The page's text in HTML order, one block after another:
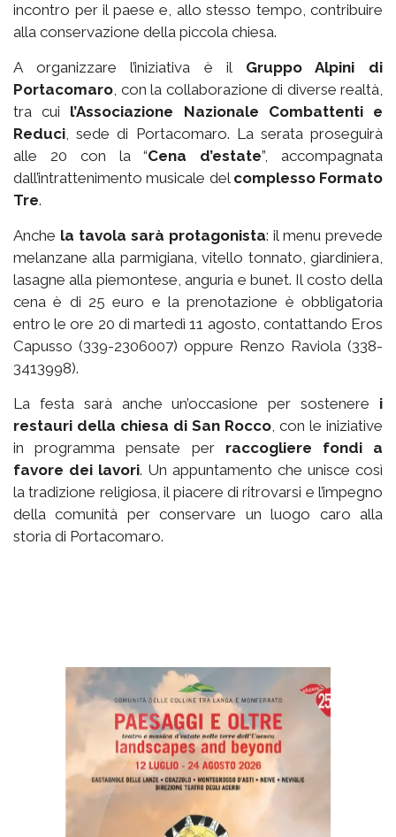
incontro per il paese e, allo stesso tempo, contribuire
alla conservazione della piccola chiesa.
A organizzare l’iniziativa è il Gruppo Alpini di
Portacomaro, con la collaborazione di diverse realtà,
tra cui l’Associazione Nazionale Combattenti e
Reduci, sede di Portacomaro. La serata proseguirà
alle 20 con la “Cena d’estate”, accompagnata
dall’intrattenimento musicale del complesso Formato
Tre.
Anche la tavola sarà protagonista: il menu prevede
melanzane alla parmigiana, vitello tonnato, giardiniera,
lasagne alla piemontese, anguria e bunet. Il costo della
cena è di 25 euro e la prenotazione è obbligatoria
entro le ore 20 di martedì 11 agosto, contattando Eros
Capusso (339-2306007) oppure Renzo Raviola (338-
3413998).
La festa sarà anche un’occasione per sostenere i
restauri della chiesa di San Rocco, con le iniziative
in programma pensate per raccogliere fondi a
favore dei lavori. Un appuntamento che unisce così
la tradizione religiosa, il piacere di ritrovarsi e l’impegno
della comunità per conservare un luogo caro alla
storia di Portacomaro.